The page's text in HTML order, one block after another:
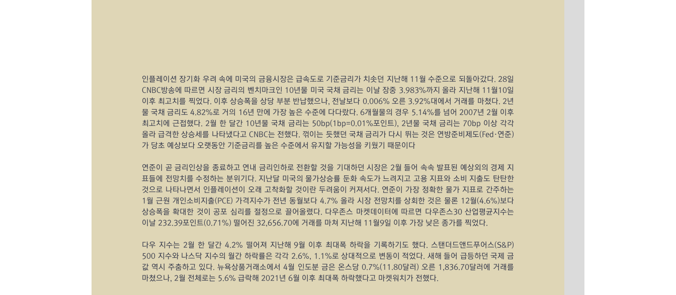
인플레이션 장기화 우려 속에 미국의 금융시장은 급속도로 기준금리가 치솟던 지난해 11월 수준으로 되돌아갔다. 28일
CNBC방송에 따르면 시장 금리의 벤치마크인 10년물 미국 국채 금리는 이날 장중 3.983%까지 올라 지난해 11월10일
이후 최고치를 찍었다. 이후 상승폭을 상당 부분 반납했으나, 전날보다 0.006% 오른 3.92%대에서 거래를 마쳤다. 2년
물 국채 금리도 4.82%로 거의 16년 만에 가장 높은 수준에 다다랐다. 6개월물의 경우 5.14%를 넘어 2007년 2월 이후
최고치에 근접했다. 2월 한 달간 10년물 국채 금리는 50bp(1bp=0.01%포인트), 2년물 국채 금리는 70bp 이상 각각
올라 급격한 상승세를 나타냈다고 CNBC는 전했다. 꺾이는 듯했던 국채 금리가 다시 뛰는 것은 연방준비제도(Fed·연준)
가 당초 예상보다 오랫동안 기준금리를 높은 수준에서 유지할 가능성을 키웠기 때문이다
연준이 곧 금리인상을 종료하고 연내 금리인하로 전환할 것을 기대하던 시장은 2월 들어 속속 발표된 예상외의 경제 지
표들에 전망치를 수정하는 분위기다. 지난달 미국의 물가상승률 둔화 속도가 느려지고 고용 지표와 소비 지출도 탄탄한
것으로 나타나면서 인플레이션이 오래 고착화할 것이란 두려움이 커져서다. 연준이 가장 정확한 물가 지표로 간주하는
1월 근원 개인소비지출(PCE) 가격지수가 전년 동월보다 4.7% 올라 시장 전망치를 상회한 것은 물론 12월(4.6%)보다
상승폭을 확대한 것이 공포 심리를 절정으로 끌어올렸다. 다우존스 마켓데이터에 따르면 다우존스30 산업평균지수는
이날 232.39포인트(0.71%) 떨어진 32,656.70에 거래를 마쳐 지난해 11월9일 이후 가장 낮은 종가를 찍었다.
다우 지수는 2월 한 달간 4.2% 떨어져 지난해 9월 이후 최대폭 하락을 기록하기도 했다. 스탠더드앤드푸어스(S&P)
500 지수와 나스닥 지수의 월간 하락률은 각각 2.6%, 1.1%로 상대적으로 변동이 적었다. 새해 들어 급등하던 국제 금
값 역시 주춤하고 있다. 뉴욕상품거래소에서 4월 인도분 금은 온스당 0.7%(11.80달러) 오른 1,836.70달러에 거래를
마쳤으나, 2월 전체로는 5.6% 급락해 2021년 6월 이후 최대폭 하락했다고 마켓워치가 전했다.